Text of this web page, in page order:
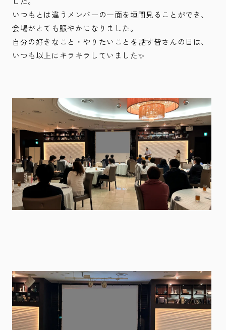
いつもとは違うメンバーの一面を垣間見ることができ、
会場がとても賑やかになりました。
自分の好きなこと・やりたいことを話す皆さんの目は、
いつも以上にキラキラしていました✨